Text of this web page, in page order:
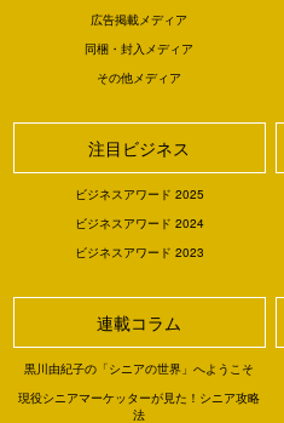
広告掲載メディア
同梱・封入メディア
その他メディア
注目ビジネス
ビジネスアワード 2025
ビジネスアワード 2024
ビジネスアワード 2023
連載コラム
黒川由紀子の「シニアの世界」へようこそ
現役シニアマーケッターが見た！シニア攻略
法